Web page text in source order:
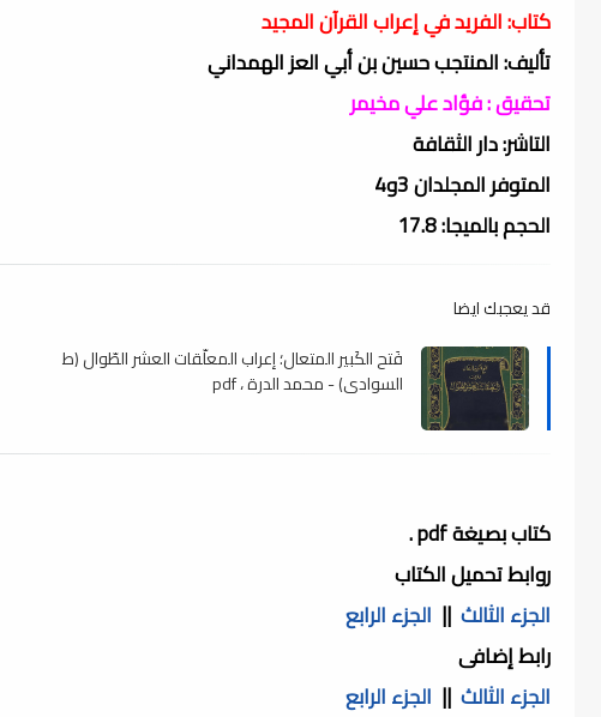
كتاب: الفريد في إعراب القرآن المجيد
تأليف: المنتجب حسين بن أبي العز الهمداني
تحقيق : فؤاد علي مخيمر
التاشر: دار الثقافة
المتوفر المجلدان 3و4
الحجم بالميجا: 17.8
قد يعجبك ايضا
فَتح الكَبير المتعال؛ إعراب المعلّقات العشر الطّوال (ط
السوادي) - محمد الدرة ، pdf
كتاب بصيغة pdf .
روابط تحميل الكتاب
الجزء الثالث || الجزء الرابع
رابط إضافى
الجزء الثالث || الجزء الرابع